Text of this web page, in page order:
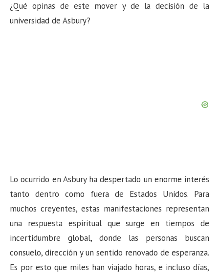
¿Qué opinas de este mover y de la decisión de la
universidad de Asbury?
Lo ocurrido en Asbury ha despertado un enorme interés
tanto dentro como fuera de Estados Unidos. Para
muchos creyentes, estas manifestaciones representan
una respuesta espiritual que surge en tiempos de
incertidumbre global, donde las personas buscan
consuelo, dirección y un sentido renovado de esperanza.
Es por esto que miles han viajado horas, e incluso días,